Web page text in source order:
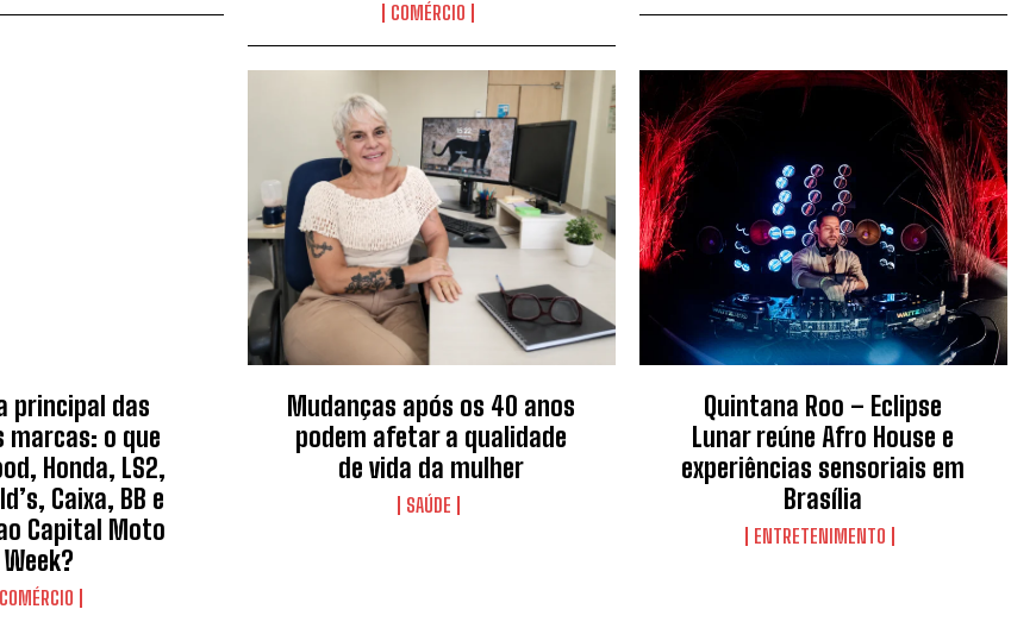
COMÉRCIO
principal das
marcas: o que
Honda, LS2,
Caixa, BB e
Capital Moto
Week?
COMÉRCIO
Mudanças após os 40 anos
podem afetar a qualidade
de vida da mulher
SAÚDE
Quintana Roo – Eclipse
Lunar reúne Afro House e
experiências sensoriais em
Brasília
ENTRETENIMENTO